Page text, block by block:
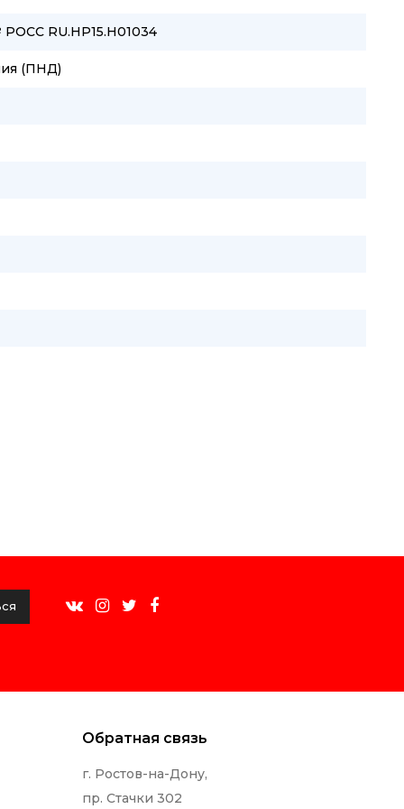
RU.HP15.H01034
(ПНД)
Обратная связь
г. Ростов-на-Дону,
пр. Стачки 302